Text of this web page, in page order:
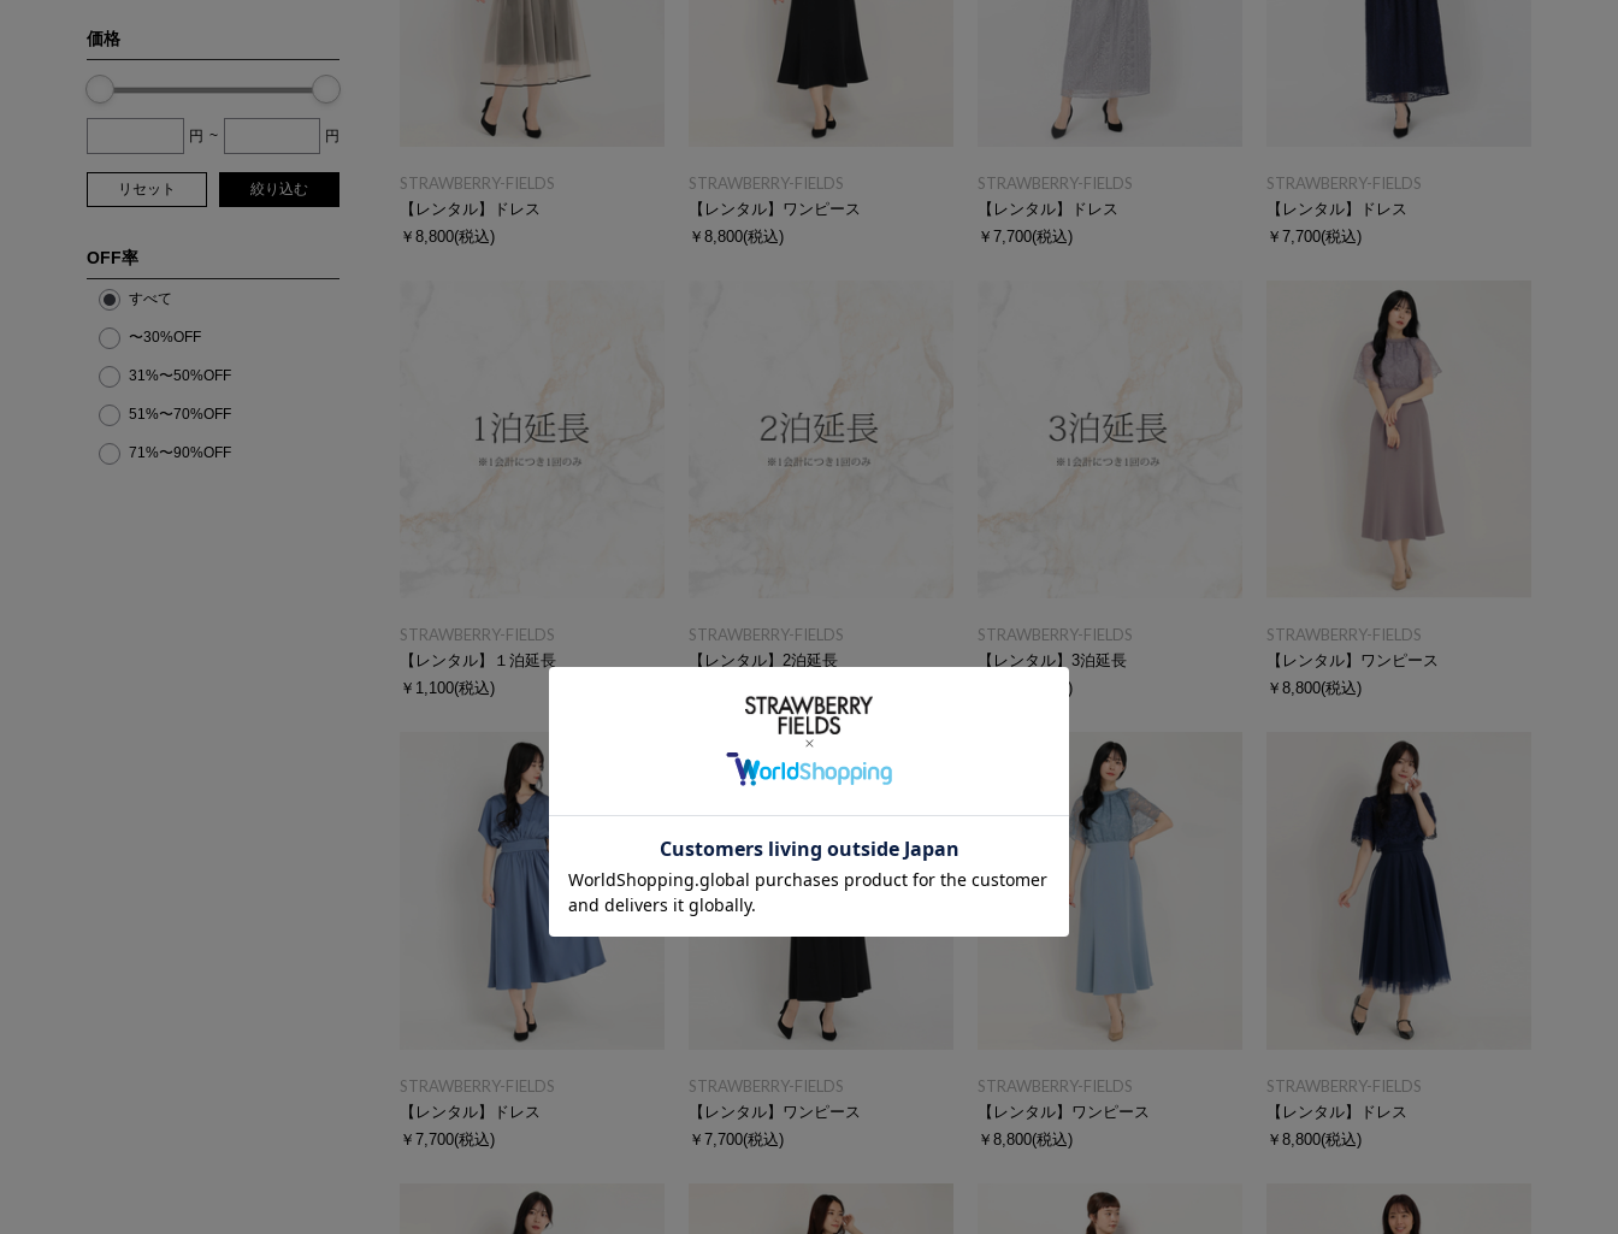
価格
円 ~ 円
リセット 絞り込む
OFF率
すべて
〜30%OFF
31%〜50%OFF
51%〜70%OFF
71%〜90%OFF
STRAWBERRY-FIELDS
【レンタル】ドレス
￥8,800(税込)
STRAWBERRY-FIELDS
【レンタル】ワンピース
￥8,800(税込)
STRAWBERRY-FIELDS
【レンタル】ドレス
￥7,700(税込)
STRAWBERRY-FIELDS
【レンタル】ドレス
￥7,700(税込)
STRAWBERRY-FIELDS
【レンタル】１泊延長
￥1,100(税込)
STRAWBERRY-FIELDS
【レンタル】2泊延長
STRAWBERRY-FIELDS
【レンタル】3泊延長
(税込)
STRAWBERRY-FIELDS
【レンタル】ワンピース
￥8,800(税込)
STRAWBERRY-FIELDS
【レンタル】ドレス
￥7,700(税込)
STRAWBERRY-FIELDS
【レンタル】ワンピース
￥7,700(税込)
STRAWBERRY-FIELDS
【レンタル】ワンピース
￥8,800(税込)
STRAWBERRY-FIELDS
【レンタル】ドレス
￥8,800(税込)